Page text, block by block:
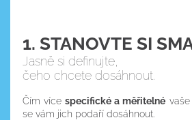
1. STANOVTE SI
Jasně si definujte,
čeho chcete dosáhnout.
Čím vícespecifické a měřitelné
se vám jich podaří dosáhnout.